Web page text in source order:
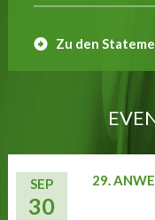
Zu den
SEP
30
29.